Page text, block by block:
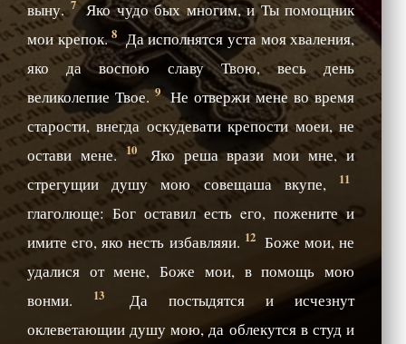
выну. 7 Яко чудо бых многим, и Ты помощник
мои крепок.8 Да исполнятся уста моя хваления,
яко да воспою славу Твою, весь день
великолепие Твое.9 Не отвержи мене во время
старости, внегда оскудевати крепости моеи, не
остави мене.10
Яко реша врази мои мне, и
стрегущии душу мою совещаша вкупе,
11
глаголюще: Бог оставил есть eго, пожените и
имите eго, яко несть избавляяи. 12 Боже мои, не
удалися от мене, Боже мои, в помощь мою
вонми.
13
Да постыдятся и исчезнут
оклеветающии душу мою, да облекутся в студ и